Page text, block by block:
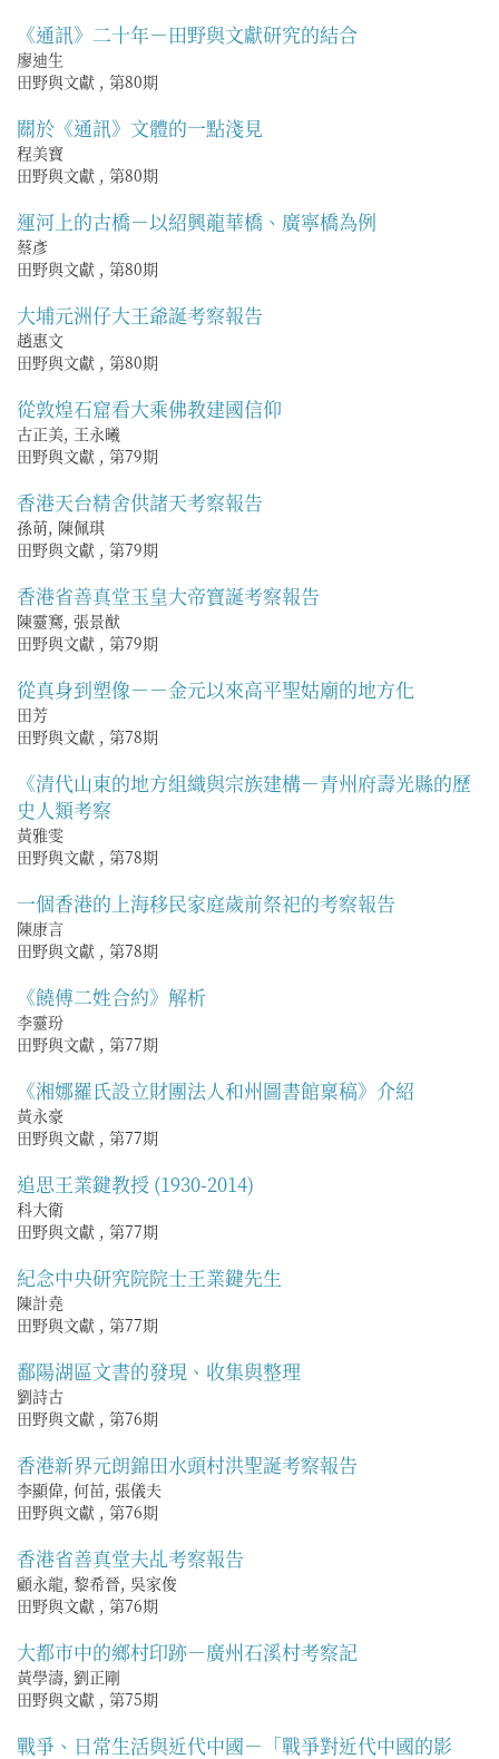
《通訊》二十年－田野與文獻研究的結合
廖迪生
田野與文獻 , 第80期
關於《通訊》文體的一點淺見
程美寶
田野與文獻 , 第80期
運河上的古橋－以紹興龍華橋、廣寧橋為例
蔡彥
田野與文獻 , 第80期
大埔元洲仔大王爺誕考察報告
趙惠文
田野與文獻 , 第80期
從敦煌石窟看大乘佛教建國信仰
古正美, 王永曦
田野與文獻 , 第79期
香港天台精舍供諸天考察報告
孫萌, 陳佩琪
田野與文獻 , 第79期
香港省善真堂玉皇大帝寶誕考察報告
陳靈騫, 張景猷
田野與文獻 , 第79期
從真身到塑像－－金元以來高平聖姑廟的地方化
田芳
田野與文獻 , 第78期
《清代山東的地方組織與宗族建構－青州府壽光縣的歷
史人類考察
黃雅雯
田野與文獻 , 第78期
一個香港的上海移民家庭歲前祭祀的考察報告
陳康言
田野與文獻 , 第78期
《饒傅二姓合約》解析
李靈玢
田野與文獻 , 第77期
《湘娜羅氏設立財團法人和州圖書館稟稿》介紹
黃永豪
田野與文獻 , 第77期
追思王業鍵教授 (1930-2014)
科大衛
田野與文獻 , 第77期
紀念中央研究院院士王業鍵先生
陳計堯
田野與文獻 , 第77期
鄱陽湖區文書的發現、收集與整理
劉詩古
田野與文獻 , 第76期
香港新界元朗錦田水頭村洪聖誕考察報告
李顯偉, 何苗, 張儀夫
田野與文獻 , 第76期
香港省善真堂夫乩考察報告
顧永龍, 黎希晉, 吳家俊
田野與文獻 , 第76期
大都市中的鄉村印跡－廣州石溪村考察記
黃學濤, 劉正剛
田野與文獻 , 第75期
戰爭、日常生活與近代中國－「戰爭對近代中國的影